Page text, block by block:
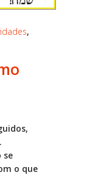
,
se
o que